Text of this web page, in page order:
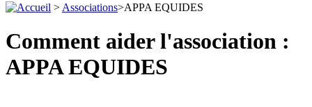
> Associations>APPA EQUIDES
Comment aider l'association :
APPA EQUIDES